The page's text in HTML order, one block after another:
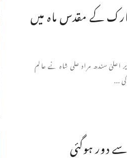
کے مقدس ماہ میں
سندھ مراد علی شاہ نے عالم
...
دور ہوگئی